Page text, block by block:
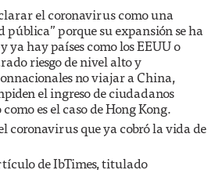
el coronavirus como una
pública” porque su expansión se ha
ya hay países como los EEUU o
riesgo de nivel alto y
no viajar a China,
el ingreso de ciudadanos
es el caso de Hong Kong.
coronavirus que ya cobró la vida de
de IbTimes, titulado